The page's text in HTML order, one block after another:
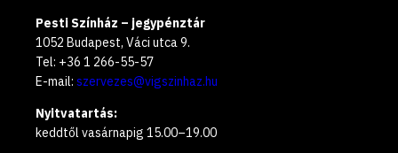
Pesti Színház – jegypénztár
1052 Budapest, Váci utca 9.
Tel: +36 1 266-55-57
E-mail: szervezes@vigszinhaz.hu
Nyitvatartás:
keddtől vasárnapig 15.00–19.00